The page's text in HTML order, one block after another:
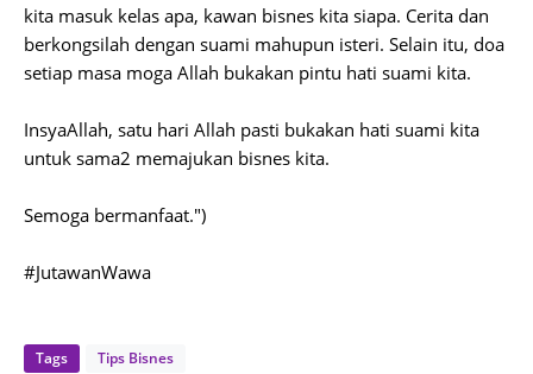
kita masuk kelas apa, kawan bisnes kita siapa. Cerita dan
berkongsilah dengan suami mahupun isteri. Selain itu, doa
setiap masa moga Allah bukakan pintu hati suami kita.
InsyaAllah, satu hari Allah pasti bukakan hati suami kita
untuk sama2 memajukan bisnes kita.
Semoga bermanfaat.")
#JutawanWawa
Tags Tips Bisnes